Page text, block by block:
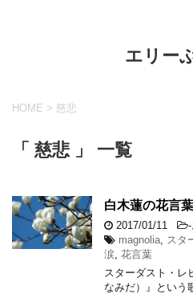
エリー
HOME > 慈悲
「 慈悲 」 一覧
白木蓮の花言葉
2017/01/11 -
magnolia
スタ
涙 花言葉
スターダスト・レ
なみだ）』という